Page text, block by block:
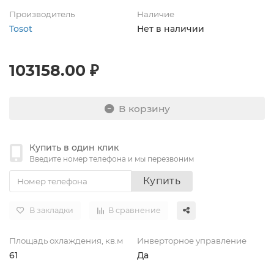
Производитель
Tosot
Наличие
Нет в наличии
103158.00 ₽
В корзину
Купить в один клик
Введите номер телефона и мы перезвоним
Купить
В закладки В сравнение
Площадь охлаждения, кв.м
61
Инверторное управление
Да